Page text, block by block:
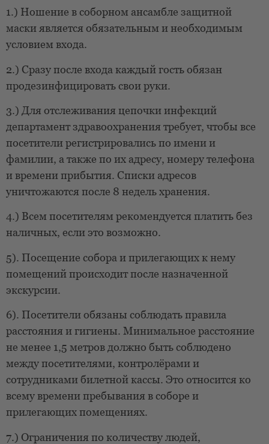
1.) Ношение в соборном ансамбле защитной
маски является обязательным и необходимым
условием входа.
2.) Сразу после входа каждый гость обязан
продезинфицировать свои руки.
3.) Для отслеживания цепочки инфекций
департамент здравоохранения требует, чтобы все
посетители регистрировались по имени и
фамилии, а также по их адресу, номеру телефона
и времени прибытия. Списки адресов
уничтожаются после 8 недель хранения.
4.) Всем посетителям рекомендуется платить без
наличных, если это возможно.
5). Посещение собора и прилегающих к нему
помещений происходит после назначенной
экскурсии.
6). Посетители обязаны соблюдать правила
расстояния и гигиены. Минимальное расстояние
не менее 1,5 метров должно быть соблюдено
между посетителями, контролёрами и
сотрудниками билетной кассы. Это относится ко
всему времени пребывания в соборе и
прилегающих помещениях.
7.) Ограничения по количеству людей,